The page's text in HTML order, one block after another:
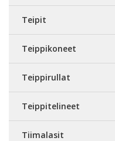
Teipit
Teippikoneet
Teippirullat
Teippitelineet
Tiimalasit